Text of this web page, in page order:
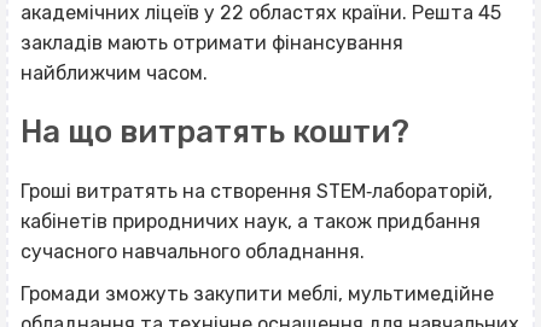
академічних ліцеїв у 22 областях країни. Решта 45
закладів мають отримати фінансування
найближчим часом.
На що витратять кошти?
Гроші витратять на створення STEM‐лабораторій,
кабінетів природничих наук, а також придбання
сучасного навчального обладнання.
Громади зможуть закупити меблі, мультимедійне